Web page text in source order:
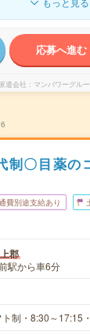
応募へ進む
遣会社 マンパワーグル
制〇目薬の
費別途支給あり
郡
駅から車6分
制・8:30～17:15